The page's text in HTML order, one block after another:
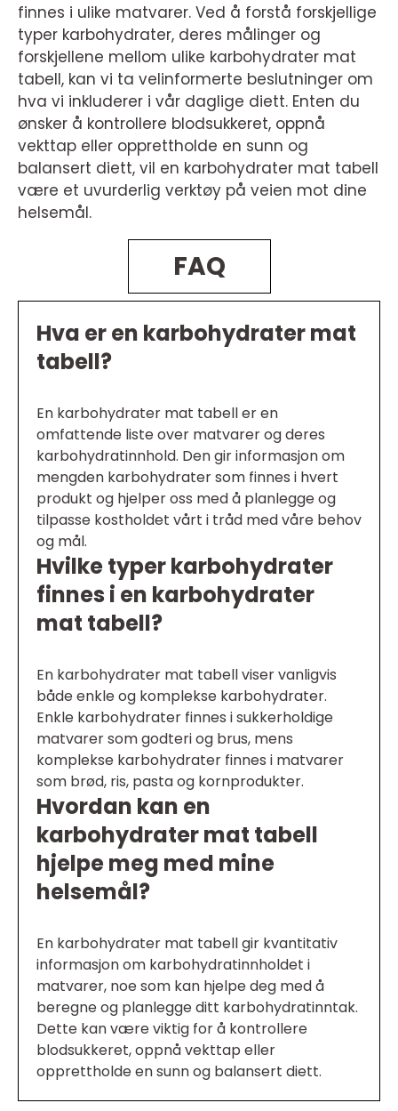
finnes i ulike matvarer. Ved å forstå forskjellige
typer karbohydrater, deres målinger og
forskjellene mellom ulike karbohydrater mat
tabell, kan vi ta velinformerte beslutninger om
hva vi inkluderer i vår daglige diett. Enten du
ønsker å kontrollere blodsukkeret, oppnå
vekttap eller opprettholde en sunn og
balansert diett, vil en karbohydrater mat tabell
være et uvurderlig verktøy på veien mot dine
helsemål.
FAQ
Hva er en karbohydrater mat
tabell?
En karbohydrater mat tabell er en
omfattende liste over matvarer og deres
karbohydratinnhold. Den gir informasjon om
mengden karbohydrater som finnes i hvert
produkt og hjelper oss med å planlegge og
tilpasse kostholdet vårt i tråd med våre behov
og mål.
Hvilke typer karbohydrater
finnes i en karbohydrater
mat tabell?
En karbohydrater mat tabell viser vanligvis
både enkle og komplekse karbohydrater.
Enkle karbohydrater finnes i sukkerholdige
matvarer som godteri og brus, mens
komplekse karbohydrater finnes i matvarer
som brød, ris, pasta og kornprodukter.
Hvordan kan en
karbohydrater mat tabell
hjelpe meg med mine
helsemål?
En karbohydrater mat tabell gir kvantitativ
informasjon om karbohydratinnholdet i
matvarer, noe som kan hjelpe deg med å
beregne og planlegge ditt karbohydratinntak.
Dette kan være viktig for å kontrollere
blodsukkeret, oppnå vekttap eller
opprettholde en sunn og balansert diett.